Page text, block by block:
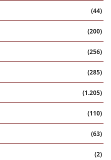
(44)
(200)
(256)
(285)
(1.205)
(110)
(63)
(2)